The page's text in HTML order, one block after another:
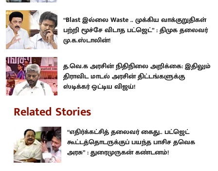
“Blast இல்லை Waste .. முக்கிய வாக்குறுதிகள்
பற்றி மூச்சே விடாத பட்ஜெட்” : திமுக தலைவர்
மு.க.ஸ்டாலின்!
த.வெ.க அரசின் நிதிநிலை அறிக்கை: இதிலும்
திராவிட மாடல் அரசின் திட்டங்களுக்கு
ஸ்டிக்கர் ஒட்டிய விஜய்!
Related Stories
“எதிர்க்கட்சித் தலைவர் கைது.. பட்ஜெட்
கூட்டத்தொடருக்குப் பயந்த பாசிச தவெக
அரசு” : துரைமுருகன் கண்டனம்!